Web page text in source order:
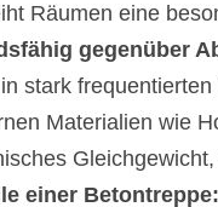
Räumen eine
gegenüber
stark
Materialien wie
einer Betontreppe: